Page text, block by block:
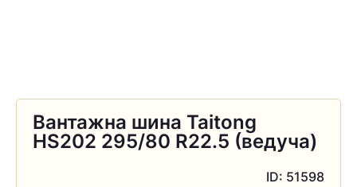
Вантажна шина Taitong
HS202 295/80 R22.5 (ведуча)
ID: 51598